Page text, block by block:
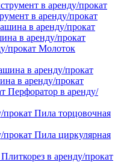
в аренду/прокат
в аренду/прокат
Молоток
в аренду/прокат
Перфоратор в аренду/
Пила торцовочная
Пила циркулярная
Плиткорез в аренду/прокат